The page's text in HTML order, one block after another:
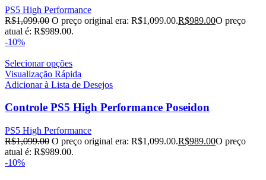
PS5 High Performance
R$1,099.00 O preço original era: R$1,099.00.R$989.00O preço
atual é: R$989.00.
-10%
Selecionar opções
Visualização Rápida
Adicionar à Lista de Desejos
Controle PS5 High Performance Poseidon
PS5 High Performance
R$1,099.00 O preço original era: R$1,099.00.R$989.00O preço
atual é: R$989.00.
-10%